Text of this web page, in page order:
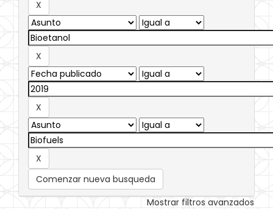
Comenzar nueva busqueda
Mostrar filtros avanzados